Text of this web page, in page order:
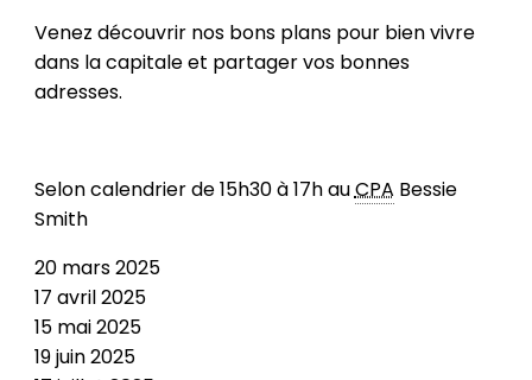
Venez découvrir nos bons plans pour bien vivre
dans la capitale et partager vos bonnes
adresses.
Selon calendrier de 15h30 à 17h auCPA Bessie
Smith
20 mars 2025
17 avril 2025
15 mai 2025
19 juin 2025